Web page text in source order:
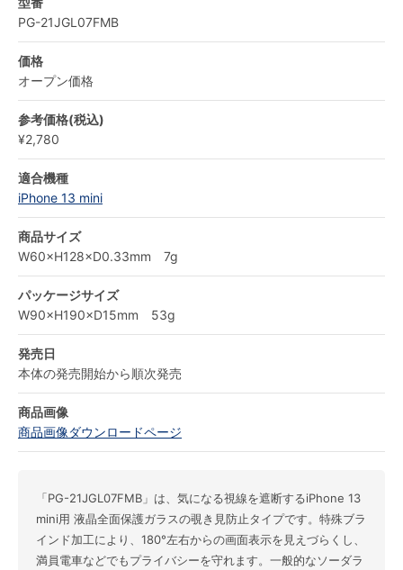
PG-21JGL07FMB
価格
オープン価格
参考価格(税込)
¥2,780
適合機種
iPhone 13 mini
商品サイズ
W60×H128×D0.33mm 7g
パッケージサイズ
W90×H190×D15mm 53g
発売日
本体の発売開始から順次発売
商品画像
商品画像ダウンロードページ
「PG-21JGL07FMB」は、気になる視線を遮断するiPhone 13
mini用 液晶全面保護ガラスの覗き見防止タイプです。特殊ブラ
インド加工により、180°左右からの画面表示を見えづらくし、
満員電車などでもプライバシーを守れます。一般的なソーダラ